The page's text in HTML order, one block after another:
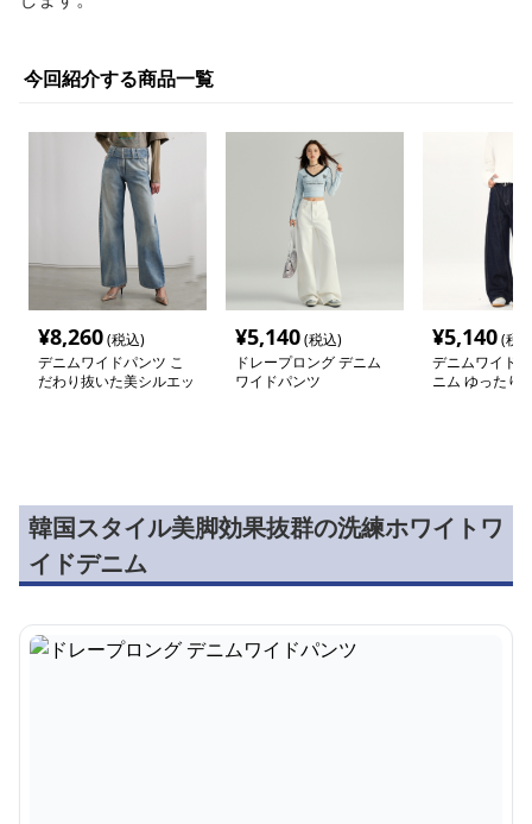
今回紹介する商品一覧
¥8,260(税込)
デニムワイドパンツ こ
だわり抜いた美シルエッ
¥5,140(税込)
ドレープロング デニム
ワイドパンツ
¥5,140(税
デニムワイド
ニム ゆったり
韓国スタイル美脚効果抜群の洗練ホワイトワ
イドデニム